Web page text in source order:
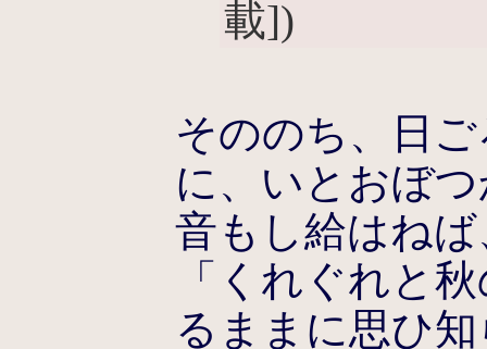
載])
そののち、日
に、いとおぼ
音もし給はねば
「くれぐれと
るままに思ひ